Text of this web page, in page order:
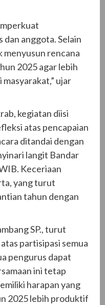
anggota. Selain
menyusun rencana
2025 agar lebih
ujar
kegiatan diisi
atas pencapaian
ditandai dengan
langit Bandar
Keceriaan
yang turut
tahun dengan
SP., turut
partisipasi semua
pengurus dapat
ini tetap
harapan yang
2025 lebih produktif